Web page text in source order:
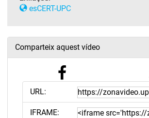
esCERT-UPC
Comparteix aquest vídeo
URL:
IFRAME: